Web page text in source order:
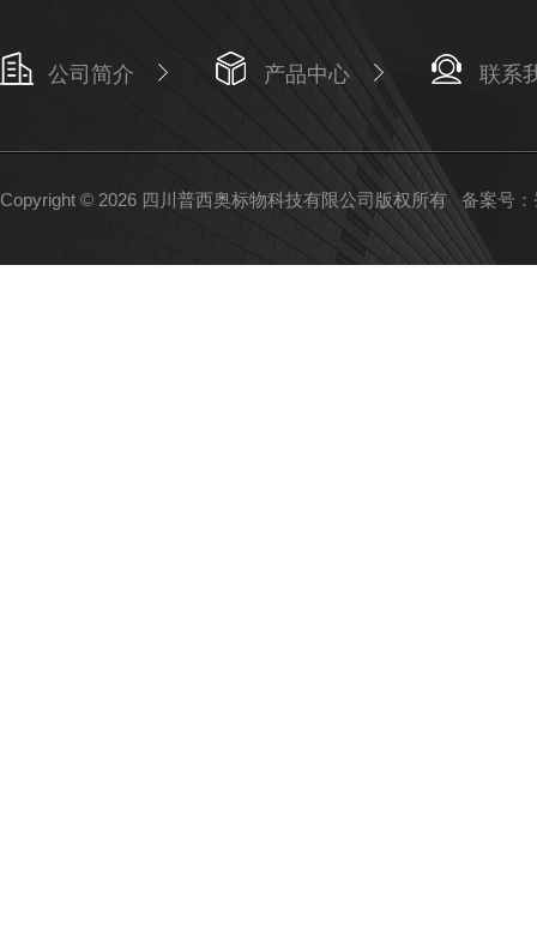
公司简介 产品中心 联系
Copyright © 2026 四川普西奥标物科技有限公司版权所有 备案号：